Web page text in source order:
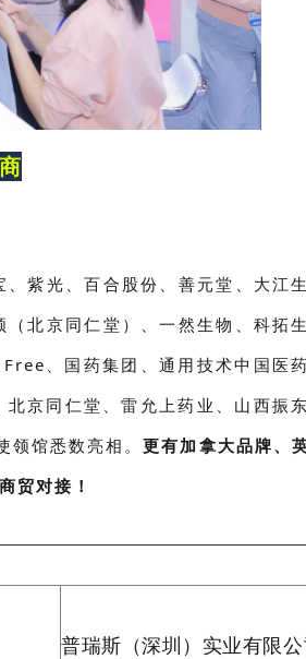
紫光、百合股份、善元堂、大江
北京同仁堂）、一然生物、科拓
、 国药集团、通用技术中国医
京同仁堂、雷允上药业、山西振
领馆悉数亮相。更有加拿大品牌、
贸对接！
普瑞斯（深圳）实业有限